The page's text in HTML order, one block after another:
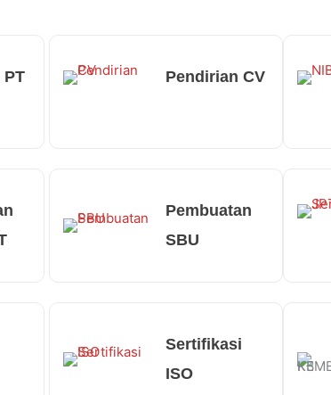
PT Pendirian CV
Pembuatan
SBU
Sertifikasi
ISO